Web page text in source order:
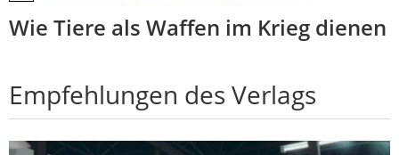
Wie Tiere als Waffen im Krieg dienen
Empfehlungen des Verlags